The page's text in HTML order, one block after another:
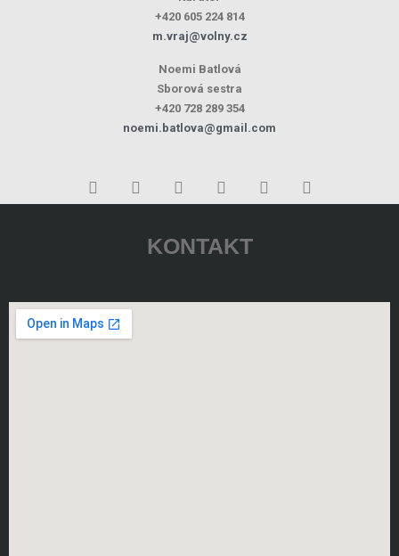
+420 605 224 814
m.vraj@volny.cz
Noemi Batlová
Sborová sestra
+420 728 289 354
noemi.batlova@gmail.com
KONTAKT